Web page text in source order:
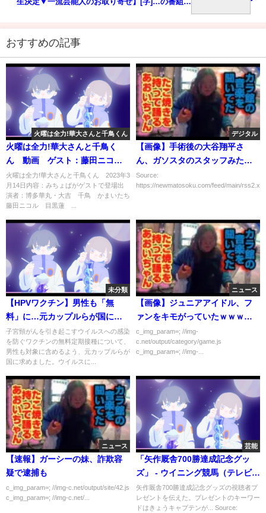
おすすめの記事
火曜は全力!華大さんと千鳥くん
火曜は全力!華大さんと千鳥く
ん 動画 ゲスト：藤田ニコ
ル 目黒蓮 3月14日
火曜は全力!華大さんと千鳥くん 2023年3
月14日内容：みちょぱがゲストで登場出
演者：博多華丸・大吉 千鳥 かまいたち
藤田ニコル 目黒蓮 ...
デジタル
【画像】手術後の大谷翔平さ
ん、ガソスタのスタッフみたい
になるｗｗｗｗｗｗｗｗｗ
Source:
https://newmatosoku.com/feed/main/
未分類
【HPVワクチン】男性も「無
料」に…元カップルらが国に要
望ナゼ？
子宮頸がんを引き起こすウイルスへの感染
を防ぐワクチンの無料定期接種について、
男性も対象に含めるよう、元カップルらが
国に求めました。ウイルスに...
ニュース
【画像】ジュニアアイドル、フ
ァンをキモがっていたｗｗｗｗ
ｗｗ
c_img_param=; //img-
c.net/output/category/game.js
c_img_param=; //img-...
ニュース
【速報】ガーシーの妹、詐欺容
疑で逮捕も
c_img_param=; //img-c.net/output/site/42.js
c_img_param=; //img-c.net/...
芸能
「矢作厩舎700勝達成記念グッ
ズ」 - ウイニング競馬（テレビ東
京）
矢作厩舎700勝達成記念グッズの視聴者プ
レゼントを伝えた。プレゼントのキーワー
ドはきょうキャプテンが... Source: